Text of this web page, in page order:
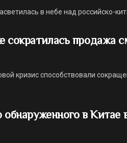
в небе над российско-
сократилась продажа
кризис способствовали
в Китае